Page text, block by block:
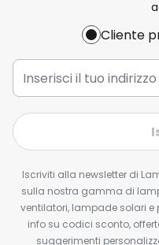
Cliente
Iscriviti alla newsletter di
sulla nostra gamma di
ventilatori, lampade solari e
info su codici sconto,
suggerimenti